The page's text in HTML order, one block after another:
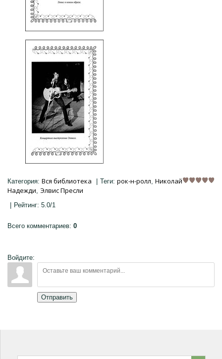
Категория: Вся библиотека Теги: рок-н-ролл, Николай
Надежди, Элвис Пресли
Рейтинг: 5.0/1
Всего комментариев: 0
Войдите:
Отправить